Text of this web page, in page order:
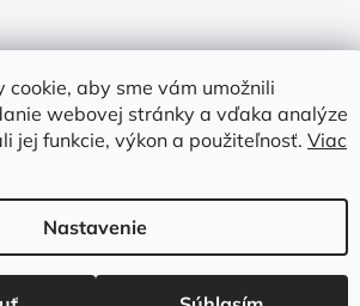
cookie, aby sme vám umožnili
webovej stránky a vďaka analýze
jej funkcie, výkon a použiteľnosť. Viac
Nastavenie
Music. Všetky práva vyhradené.Upraviť
nastavenie cookies